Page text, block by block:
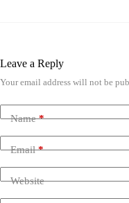
Leave a Reply
Your email address will not be
Name*
Email*
Website